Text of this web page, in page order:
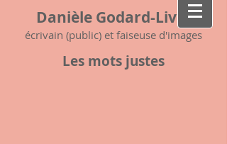
Danièle Godard-Livet
écrivain (public) et faiseuse d'images
Les mots justes